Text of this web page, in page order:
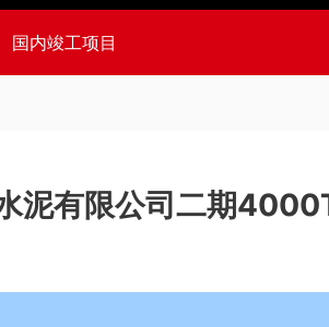
国内竣工项目
泥有限公司二期